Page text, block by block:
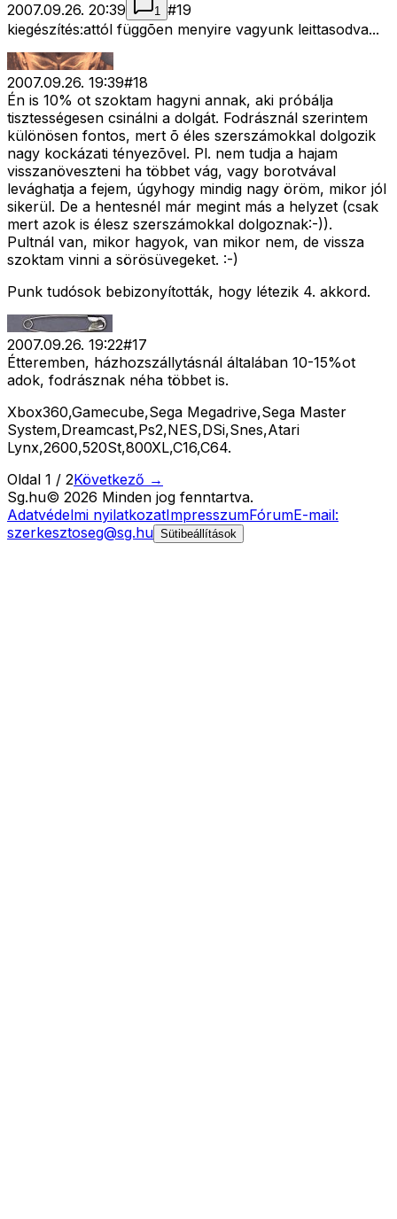
2007.09.26. 20:39
1 #19
kiegészítés:attól függõen menyire vagyunk leittasodva...
2007.09.26. 19:39#18
Én is 10% ot szoktam hagyni annak, aki próbálja
tisztességesen csinálni a dolgát. Fodrásznál szerintem
különösen fontos, mert õ éles szerszámokkal dolgozik
nagy kockázati tényezõvel. Pl. nem tudja a hajam
visszanöveszteni ha többet vág, vagy borotvával
levághatja a fejem, úgyhogy mindig nagy öröm, mikor jól
sikerül. De a hentesnél már megint más a helyzet (csak
mert azok is élesz szerszámokkal dolgoznak:-)).
Pultnál van, mikor hagyok, van mikor nem, de vissza
szoktam vinni a sörösüvegeket. :-)
Punk tudósok bebizonyították, hogy létezik 4. akkord.
2007.09.26. 19:22#17
Étteremben, házhozszállytásnál általában 10-15%ot
adok, fodrásznak néha többet is.
Xbox360,Gamecube,Sega Megadrive,Sega Master
System,Dreamcast,Ps2,NES,DSi,Snes,Atari
Lynx,2600,520St,800XL,C16,C64.
Oldal 1 / 2Következő →
Sg.hu© 2026 Minden jog fenntartva.
Adatvédelmi nyilatkozatImpresszumFórumE-mail:
szerkesztoseg@sg.hu Sütibeállítások